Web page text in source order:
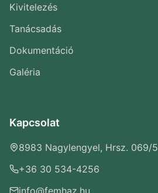
Kivitelezés
Tanácsadás
Dokumentáció
Galéria
Kapcsolat
8983 Nagylengyel, Hrsz. 069/5
+36 30 534-4256
info@femhaz.hu